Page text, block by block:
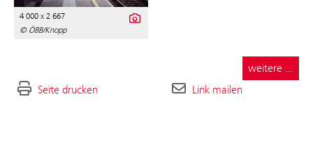
4 000 x 2 667
© ÖBB/Knopp
weitere ...
Seite drucken
Link mailen